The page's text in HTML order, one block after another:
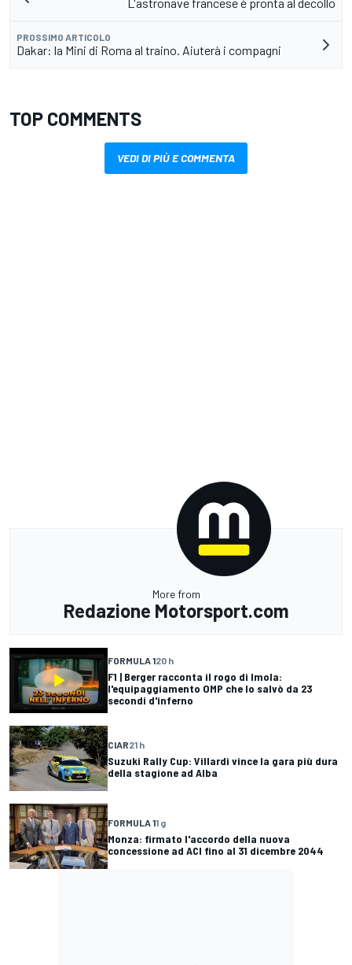
PROSSIMO ARTICOLO
Dakar: la Mini di Roma al traino. Aiuterà i compagni
TOP COMMENTS
VEDI DI PIÙ E COMMENTA
More from
Redazione Motorsport.com
FORMULA 120 h
F1 | Berger racconta il rogo di Imola:
l'equipaggiamento OMP che lo salvò da 23
secondi d'inferno
CIAR21 h
Suzuki Rally Cup: Villardi vince la gara più dura
della stagione ad Alba
FORMULA 11 g
Monza: firmato l'accordo della nuova
concessione ad ACI fino al 31 dicembre 2044